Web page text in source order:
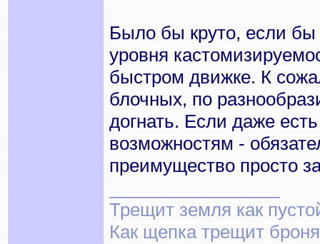
Было бы круто, если бы
уровня
быстром движке. К
блочных, по
догнать. Если даже
возможностям -
преимущество просто
Трещит земля как
Как щепка трещит броня